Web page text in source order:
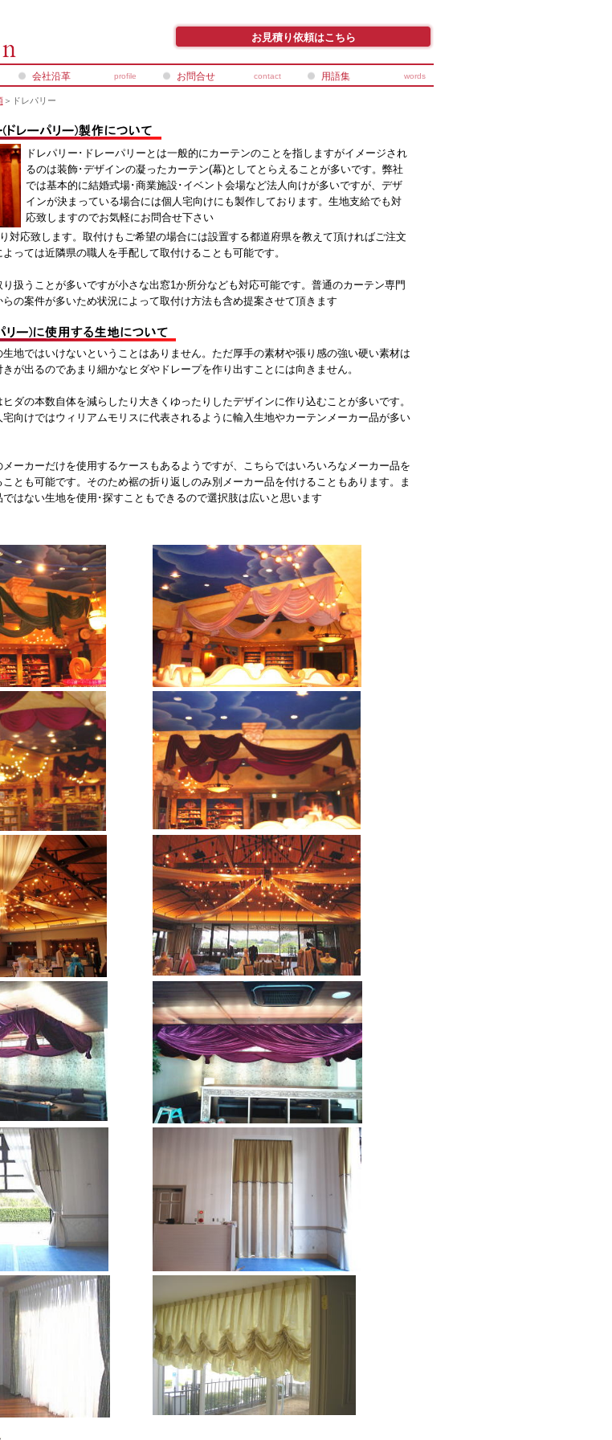
お見積り依頼はこちら
＞ドレパリー
ドレパリー･ドレーパリーとは一般的にカーテンのことを指しますがイメージされ
るのは装飾･デザインの凝ったカーテン(幕)としてとらえることが多いです。弊社
では基本的に結婚式場･商業施設･イベント会場など法人向けが多いですが、デザ
インが決まっている場合には個人宅向けにも製作しております。生地支給でも対
応致しますのでお気軽にお問合せ下さい
対応致します。取付けもご希望の場合には設置する都道府県を教えて頂ければご注文
っては近隣県の職人を手配して取付けることも可能です。
扱うことが多いですが小さな出窓1か所分なども対応可能です。普通のカーテン専門
の案件が多いため状況によって取付け方法も含め提案させて頂きます
生地ではいけないということはありません。ただ厚手の素材や張り感の強い硬い素材は
が出るのであまり細かなヒダやドレープを作り出すことには向きません。
ダの本数自体を減らしたり大きくゆったりしたデザインに作り込むことが多いです。
向けではウィリアムモリスに代表されるように輸入生地やカーテンメーカー品が多い
ーカーだけを使用するケースもあるようですが、こちらではいろいろなメーカー品を
とも可能です。そのため裾の折り返しのみ別メーカー品を付けることもあります。ま
はない生地を使用･探すこともできるので選択肢は広いと思います
profile
会社沿革 contact
お問合せ words
用語集